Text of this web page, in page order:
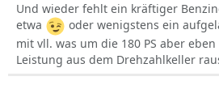
Und wieder fehlt ein kräftiger
etwa
oder wenigstens ein
mit vll. was um die 180 PS aber
Leistung aus dem Drehzahlkeller